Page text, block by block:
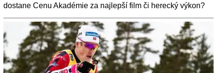
dostane Cenu Akadémie za najlepší film či herecký výkon?